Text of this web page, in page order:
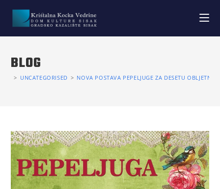
BLOG
> UNCATEGORISED > NOVA POSTAVA PEPELJUGE ZA DESETU